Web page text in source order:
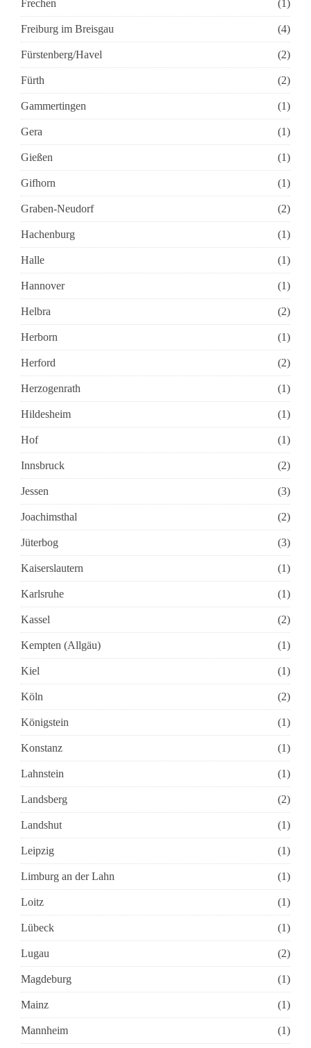
Frechen (1)
Freiburg im Breisgau (4)
Fürstenberg/Havel (2)
Fürth (2)
Gammertingen (1)
Gera (1)
Gießen (1)
Gifhorn (1)
Graben-Neudorf (2)
Hachenburg (1)
Halle (1)
Hannover (1)
Helbra (2)
Herborn (1)
Herford (2)
Herzogenrath (1)
Hildesheim (1)
Hof (1)
Innsbruck (2)
Jessen (3)
Joachimsthal (2)
Jüterbog (3)
Kaiserslautern (1)
Karlsruhe (1)
Kassel (2)
Kempten (Allgäu) (1)
Kiel (1)
Köln (2)
Königstein (1)
Konstanz (1)
Lahnstein (1)
Landsberg (2)
Landshut (1)
Leipzig (1)
Limburg an der Lahn (1)
Loitz (1)
Lübeck (1)
Lugau (2)
Magdeburg (1)
Mainz (1)
Mannheim (1)